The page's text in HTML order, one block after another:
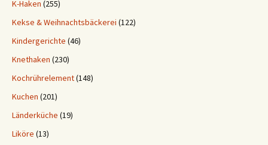
K-Haken (255)
Kekse & Weihnachtsbäckerei (122)
Kindergerichte (46)
Knethaken (230)
Kochrührelement(148)
Kuchen (201)
Länderküche (19)
Liköre (13)